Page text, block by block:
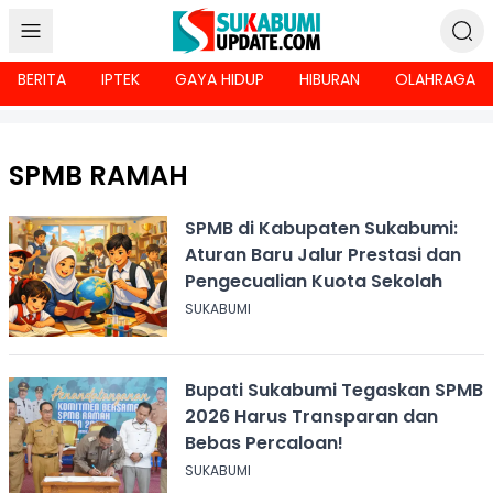
BERITA IPTEK GAYA HIDUP HIBURAN OLAHRAGA
SPMB RAMAH
SPMB di Kabupaten Sukabumi:
Aturan Baru Jalur Prestasi dan
Pengecualian Kuota Sekolah
SUKABUMI
Bupati Sukabumi Tegaskan SPMB
2026 Harus Transparan dan
Bebas Percaloan!
SUKABUMI